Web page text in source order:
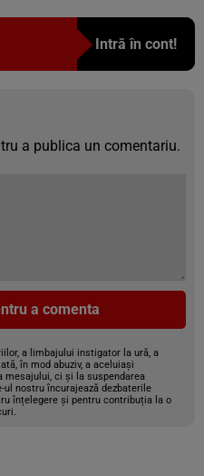
Intră în cont!
a publica un comentariu.
a comenta
a limbajului instigator la ură, a
în mod abuziv, a aceluiași
mesajului, ci și la suspendarea
nostru încurajează dezbaterile
înțelegere și pentru contribuția la o